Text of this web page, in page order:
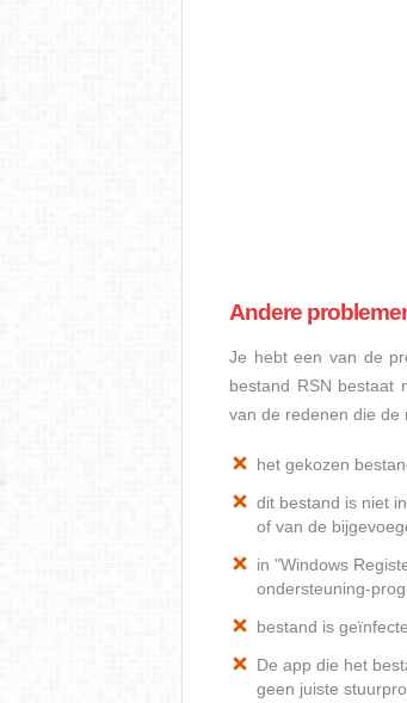
Andere
Je hebt een van de
bestand RSN bestaat
van de redenen die de
het gekozen
dit bestand is niet
of van de
in "Windows
ondersteuning-
bestand is
De app die het
geen juiste